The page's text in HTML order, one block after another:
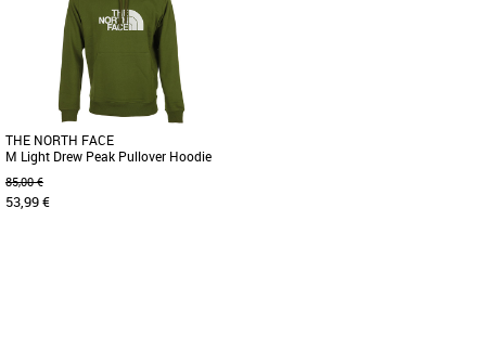
THE NORTH FACE
M Light Drew Peak Pullover Hoodie
85,00 €
53,99 €